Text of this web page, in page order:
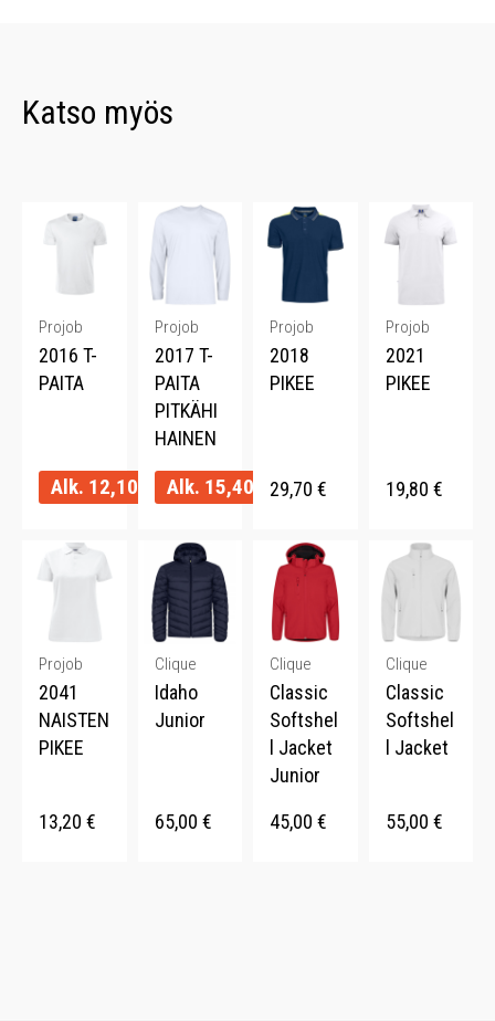
Katso myös
Projob
2016 T-
PAITA
Alk. 12,10
Projob
2017 T-
PAITA
PITKÄHI
HAINEN
Alk. 15,40
Projob
2018
PIKEE
29,70 €
Projob
2021
PIKEE
19,80 €
Projob
2041
NAISTEN
PIKEE
13,20 €
Clique
Idaho
Junior
65,00 €
Clique
Classic
Softshel
l Jacket
Junior
45,00 €
Clique
Classic
Softshel
l Jacket
55,00 €